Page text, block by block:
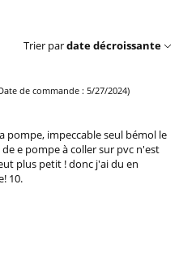
Trier pardate décroissante
de commande : 5/27/2024)
pompe, impeccable seul bémol le
e pompe à coller sur pvc n'est
plus petit ! donc j'ai du en
10.